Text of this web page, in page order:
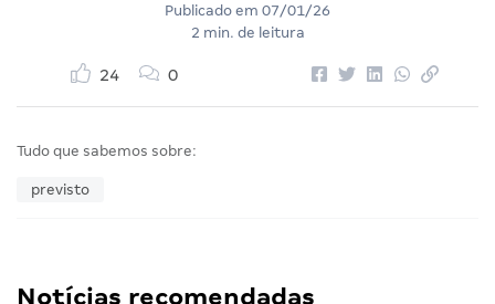
Publicado em 07/01/26
2 min. de leitura
24 0
Tudo que sabemos sobre:
previsto
Notícias recomendadas